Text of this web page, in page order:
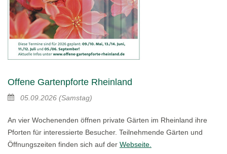
Offene Gartenpforte Rheinland
05.09.2026 (Samstag)
An vier Wochenenden öffnen private Gärten im Rheinland ihre
Pforten für interessierte Besucher. Teilnehmende Gärten und
Öffnungszeiten finden sich auf der Webseite.